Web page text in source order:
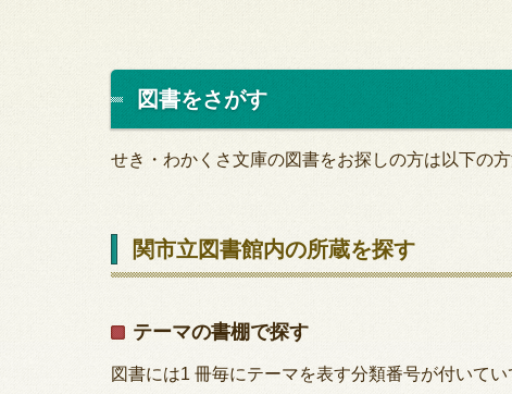
図書をさがす
せき・わかくさ文庫の図書をお探しの方は以下の方
関市立図書館内の所蔵を探す
テーマの書棚で探す
図書には1 冊毎にテーマを表す分類番号が付いて